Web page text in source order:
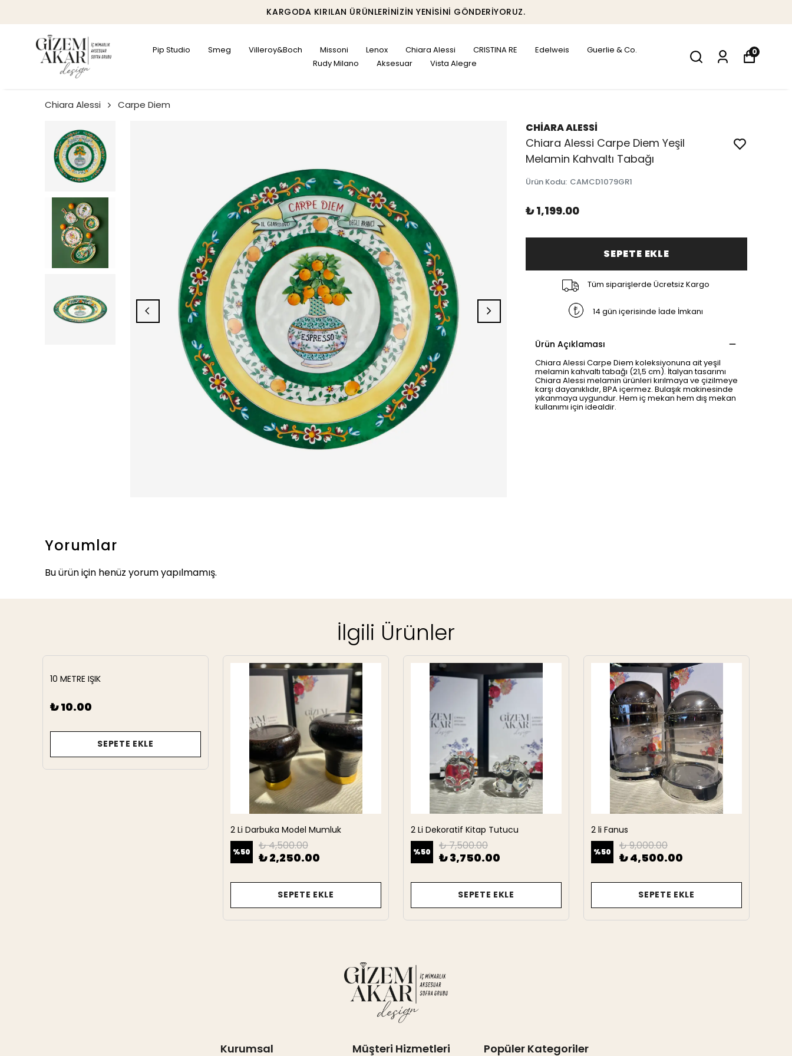
KARGODA KIRILAN ÜRÜNLERINIZIN YENISINI GÖNDERIYORUZ.
Pip Studio Smeg Villeroy&Boch Missoni Lenox Chiara Alessi CRISTINA RE Edelweis
Guerlie & Co.
Rudy Milano
Aksesuar Vista Alegre
0
Chiara Alessi Carpe Diem
CHİARA ALESSİ
Chiara Alessi Carpe Diem Yeşil
Melamin Kahvaltı Tabağı
Ürün Kodu: CAMCD1079GR1
₺ 1,199.00
SEPETE EKLE
Tüm siparişlerde Ücretsiz Kargo
14 gün içerisinde İade İmkanı
Ürün Açıklaması
Chiara Alessi Carpe Diem koleksiyonuna ait yeşil
melamin kahvaltı tabağı (21,5 cm). İtalyan tasarımı
Chiara Alessi melamin ürünleri kırılmaya ve çizilmeye
karşı dayanıklıdır, BPA içermez. Bulaşık makinesinde
yıkanmaya uygundur. Hem iç mekan hem dış mekan
kullanımı için idealdir.
Yorumlar
Bu ürün için henüz yorum yapılmamış.
İlgili Ürünler
10 METRE IŞIK
₺ 10.00
SEPETE EKLE
2 Li Darbuka Model Mumluk
%50 ₺ 4,500.00
₺ 2,250.00
SEPETE EKLE
2 Li Dekoratif Kitap Tutucu
%50 ₺ 7,500.00
₺ 3,750.00
SEPETE EKLE
2 li Fanus
%50 ₺ 9,000.00
₺ 4,500.00
SEPETE EKLE
Kurumsal Müşteri Hizmetleri Popüler Kategoriler